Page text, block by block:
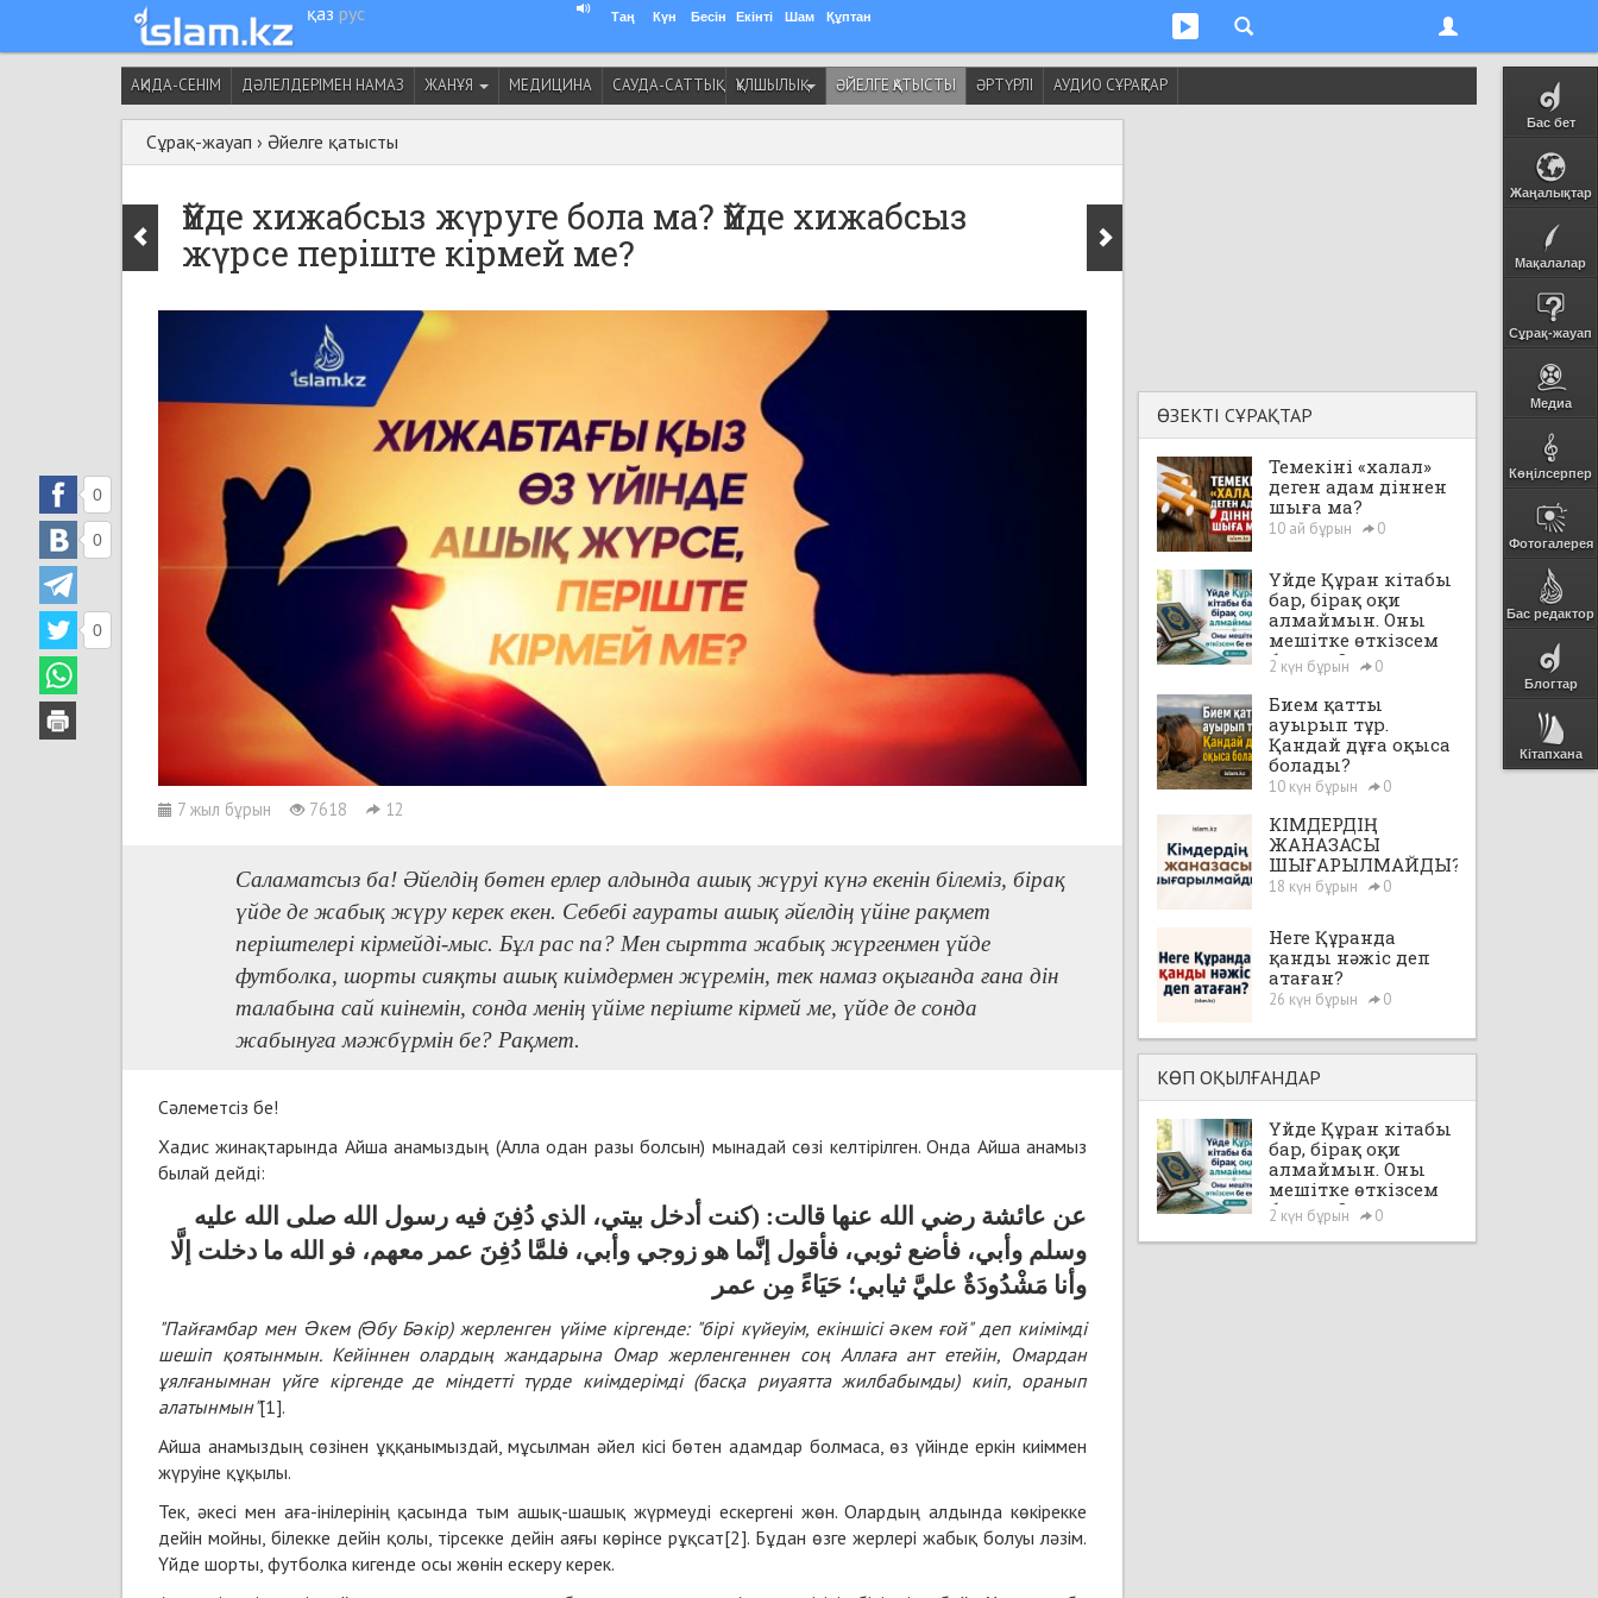
қаз рус Таң Күн Бесін Екінті Шам Құптан
Бас бет
Жаңалықтар
Мақалалар
Сұрақ-жауап
Медиа
Көңілсерпер
Фотогалерея
Бас редактор
Блогтар
Кітапхана
АҚИДА-СЕНІМ ДӘЛЕЛДЕРІМЕН НАМАЗ ЖАНҰЯ МЕДИЦИНА САУДА-САТТЫҚ ҚҰЛШЫЛЫҚ ӘЙЕЛГЕ ҚАТЫСТЫ ӘРТҮРЛІ АУДИО СҰРАҚТАР
Сұрақ-жауап › Әйелге қатысты
Үйде хижабсыз жүруге бола ма? Үйде хижабсыз
жүрсе періште кірмей ме?
7 жыл бұрын 7618 12
0
0
0
Саламатсыз ба! Әйелдің бөтен ерлер алдында ашық жүруі күнә екенін білеміз, бірақ
үйде де жабық жүру керек екен. Себебі ғаураты ашық әйелдің үйіне рақмет
періштелері кірмейді-мыс. Бұл рас па? Мен сыртта жабық жүргенмен үйде
футболка, шорты сияқты ашық киімдермен жүремін, тек намаз оқығанда ғана дін
талабына сай киінемін, сонда менің үйіме періште кірмей ме, үйде де сонда
жабынуға мәжбүрмін бе? Рақмет.
Сәлеметсіз бе!
Хадис жинақтарында Айша анамыздың (Алла одан разы болсын) мынадай сөзі келтірілген. Онда Айша анамыз
былай дейді:
عن عائشة رضي الله عنها قالت: (كنت أدخل بيتي، الذي دُفِنَ فيه رسول الله صلى الله عليه
وسلم وأبي، فأضع ثوبي، فأقول إنَّما هو زوجي وأبي، فلمَّا دُفِنَ عمر معهم، فو الله ما دخلت إلَّا
وأنا مَشْدُودَةٌ عليَّ ثيابي؛ حَيَاءً مِن عمر
"Пайғамбар мен Əкем (Əбу Бəкір) жерленген үйіме кіргенде: "бірі күйеуім, екіншісі əкем ғой" деп киімімді
шешіп қоятынмын. Кейіннен олардың жандарына Омар жерленгеннен соң Аллаға ант етейін, Омардан
ұялғанымнан үйге кіргенде де міндетті түрде киімдерімді (басқа риуаятта жилбабымды) киіп, оранып
алатынмын"[1].
Айша анамыздың сөзінен ұққанымыздай, мұсылман әйел кісі бөтен адамдар болмаса, өз үйінде еркін киіммен
жүруіне құқылы.
Тек, әкесі мен аға-інілерінің қасында тым ашық-шашық жүрмеуді ескергені жөн. Олардың алдында көкірекке
дейін мойны, білекке дейін қолы, тірсекке дейін аяғы көрінсе рұқсат[2]. Бұдан өзге жерлері жабық болуы ләзім.
Үйде шорты, футболка кигенде осы жөнін ескеру керек.
ӨЗЕКТІ СҰРАҚТАР
Темекіні «халал»
деген адам діннен
шыға ма?
10 ай бұрын 0
Үйде Құран кітабы
бар, бірақ оқи
алмаймын. Оны
мешітке өткізсем
бе екен?
2 күн бұрын 0
Бием қатты
ауырып тұр.
Қандай дұға оқыса
болады?
10 күн бұрын 0
КІМДЕРДІҢ
ЖАНАЗАСЫ
ШЫҒАРЫЛМАЙДЫ?
18 күн бұрын 0
Неге Құранда
қанды нәжіс деп
атаған?
26 күн бұрын 0
КӨП ОҚЫЛҒАНДАР
Үйде Құран кітабы
бар, бірақ оқи
алмаймын. Оны
мешітке өткізсем
бе екен?
2 күн бұрын 0